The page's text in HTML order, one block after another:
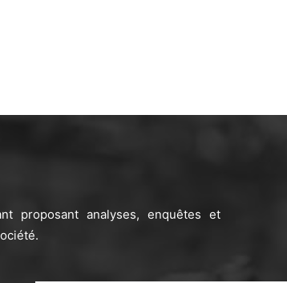
proposant analyses, enquêtes et